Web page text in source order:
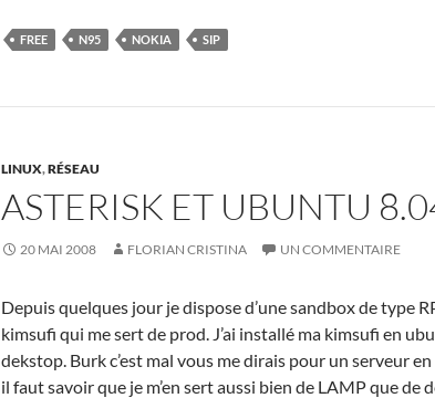
FREE N95 NOKIA SIP
LINUX,RÉSEAU
ASTERISK ET UBUNTU
20 MAI 2008 FLORIAN CRISTINA UN COMMENTAIRE
Depuis quelques jour je dispose d’une sandbox de type
kimsufi qui me sert de prod. J’ai installé ma kimsufi en
dekstop. Burk c’est mal vous me dirais pour un serveur
il faut savoir que je m’en sert aussi bien de LAMP que de